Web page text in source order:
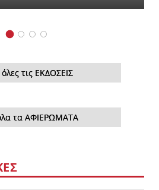
όλες τις ΕΚΔΟΣΕΙΣ
τα ΑΦΙΕΡΩΜΑΤΑ